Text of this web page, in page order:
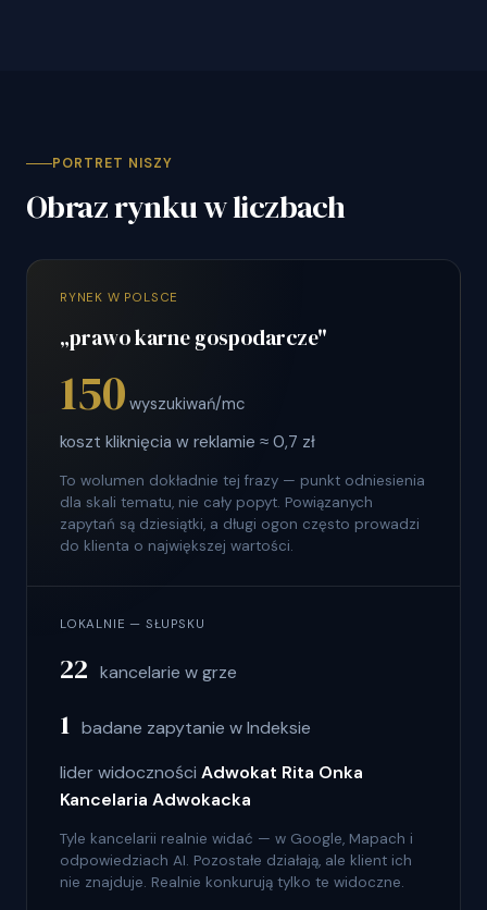
PORTRET NISZY
Obraz rynku w liczbach
RYNEK W POLSCE
„prawo karne gospodarcze"
150 wyszukiwań/mc
koszt kliknięcia w reklamie ≈ 0,7 zł
To wolumen dokładnie tej frazy — punkt odniesienia
dla skali tematu, nie cały popyt. Powiązanych
zapytań są dziesiątki, a długi ogon często prowadzi
do klienta o największej wartości.
LOKALNIE — SŁUPSKU
22 kancelarie w grze
1 badane zapytanie w Indeksie
lider widoczności Adwokat Rita Onka
Kancelaria Adwokacka
Tyle kancelarii realnie widać — w Google, Mapach i
odpowiedziach AI. Pozostałe działają, ale klient ich
nie znajduje. Realnie konkurują tylko te widoczne.